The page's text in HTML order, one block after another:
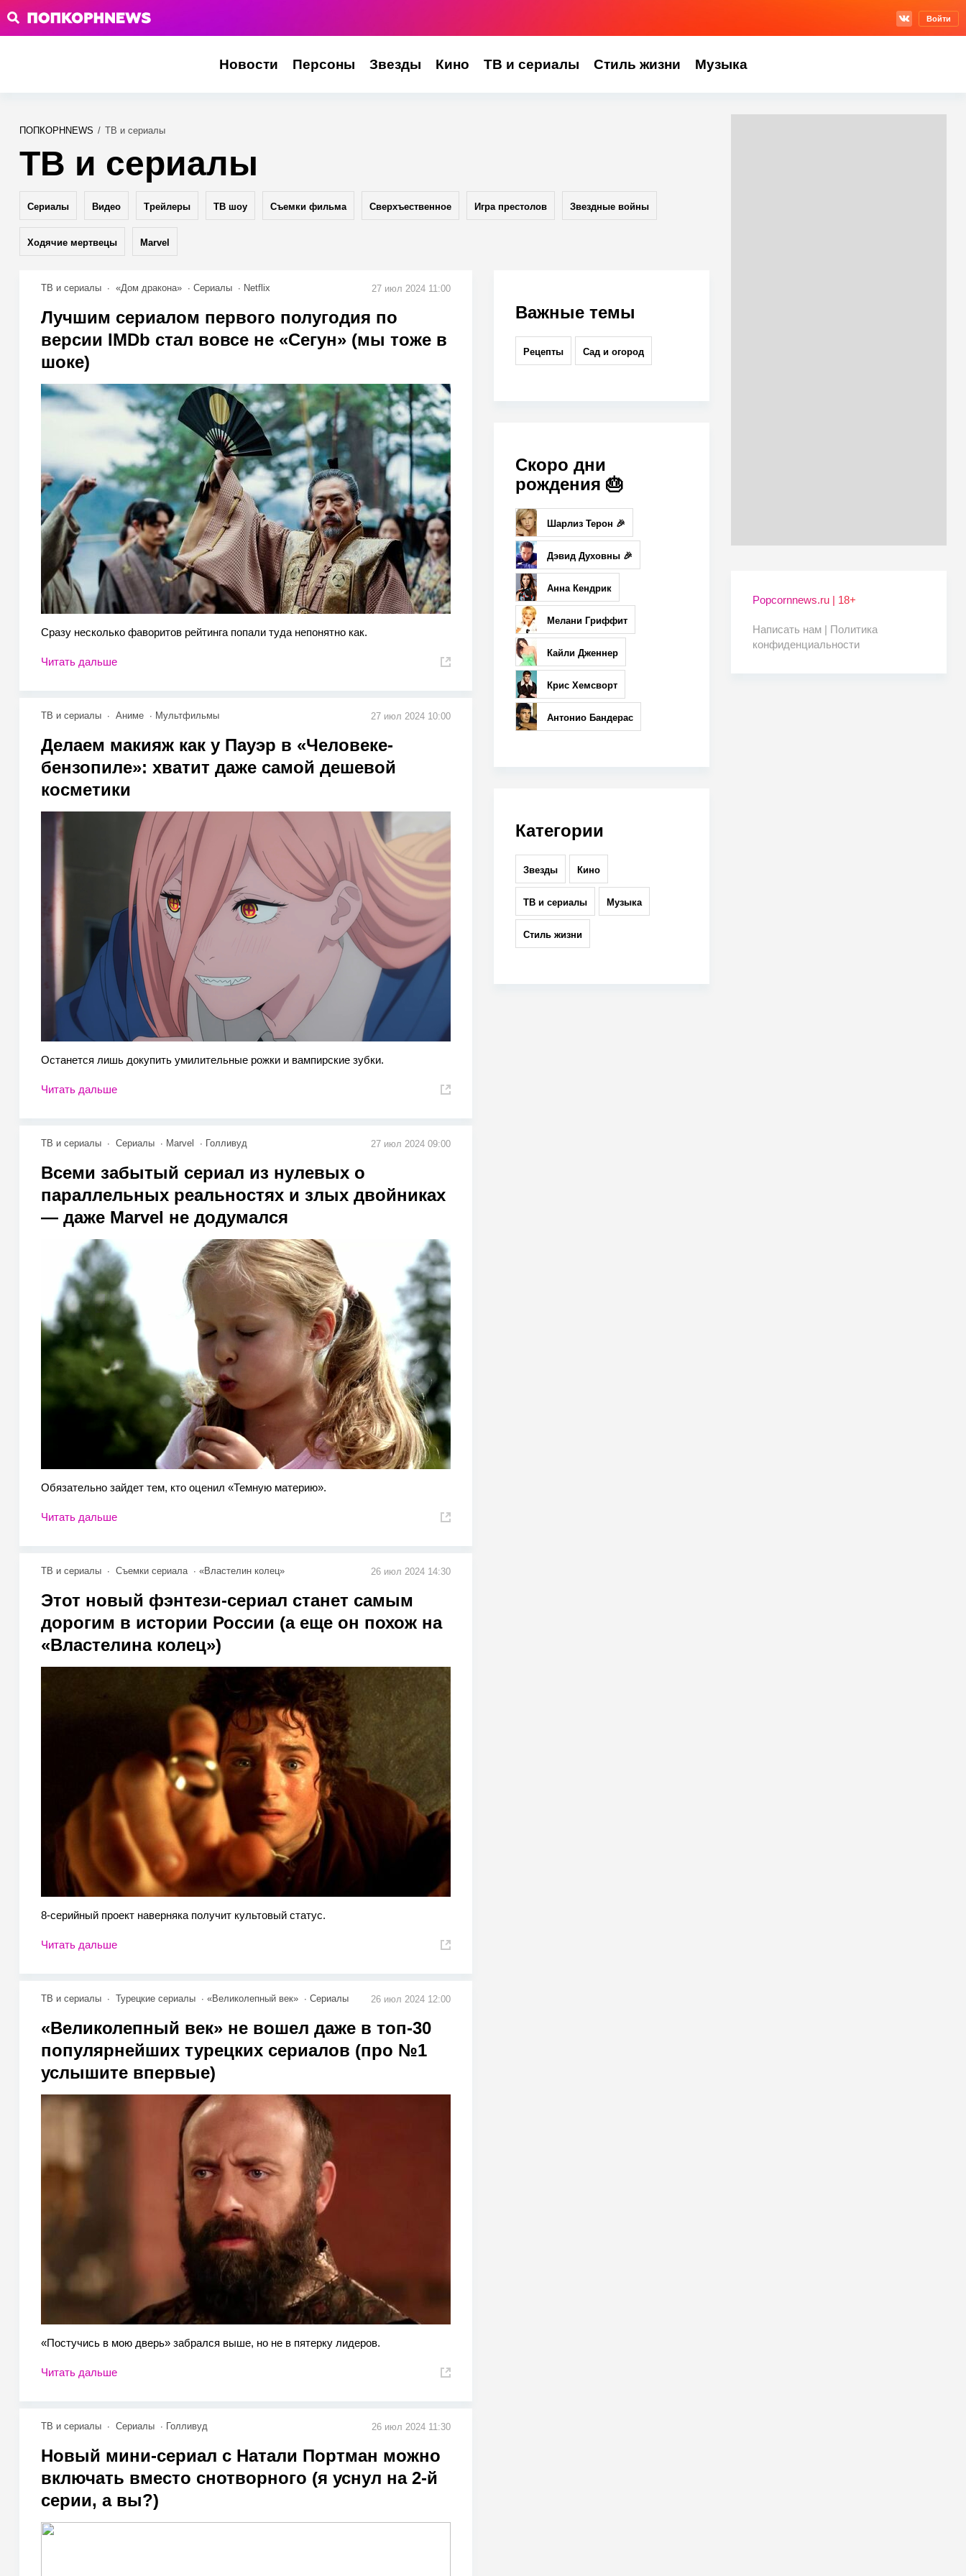
Войти
Новости Персоны Звезды Кино ТВ и сериалы Стиль жизни Музыка
ПОПКОРНNEWS / ТВ и сериалы
ТВ и сериалы
Сериалы Видео Трейлеры ТВ шоу Съемки фильма Сверхъественное Игра престолов Звездные войны
Ходячие мертвецы Marvel
ТВ и сериалы «Дом дракона» Сериалы Netflix 27 июл 2024 11:00
Лучшим сериалом первого полугодия по
версии IMDb стал вовсе не «Сегун» (мы тоже в
шоке)
Сразу несколько фаворитов рейтинга попали туда непонятно как.
Читать дальше
ТВ и сериалы Аниме Мультфильмы 27 июл 2024 10:00
Делаем макияж как у Пауэр в «Человеке-
бензопиле»: хватит даже самой дешевой
косметики
Останется лишь докупить умилительные рожки и вампирские зубки.
Читать дальше
ТВ и сериалы Сериалы Marvel Голливуд 27 июл 2024 09:00
Всеми забытый сериал из нулевых о
параллельных реальностях и злых двойниках
— даже Marvel не додумался
Обязательно зайдет тем, кто оценил «Темную материю».
Читать дальше
ТВ и сериалы Съемки сериала «Властелин колец» 26 июл 2024 14:30
Этот новый фэнтези-сериал станет самым
дорогим в истории России (а еще он похож на
«Властелина колец»)
8-серийный проект наверняка получит культовый статус.
Читать дальше
ТВ и сериалы Турецкие сериалы «Великолепный век» Сериалы 26 июл 2024 12:00
«Великолепный век» не вошел даже в топ-30
популярнейших турецких сериалов (про №1
услышите впервые)
«Постучись в мою дверь» забрался выше, но не в пятерку лидеров.
Читать дальше
ТВ и сериалы Сериалы Голливуд 26 июл 2024 11:30
Новый мини-сериал с Натали Портман можно
включать вместо снотворного (я уснул на 2-й
серии, а вы?)
Важные темы
Рецепты Сад и огород
Скоро дни
рождения 🎂
Шарлиз Терон 🎉
Дэвид Духовны 🎉
Анна Кендрик
Мелани Гриффит
Кайли Дженнер
Крис Хемсворт
Антонио Бандерас
Категории
Звезды Кино
ТВ и сериалы Музыка
Стиль жизни
Popcornnews.ru | 18+
Написать нам | Политика
конфиденциальности